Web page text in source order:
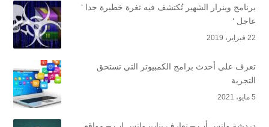
برنامج وينرار الشهير تُكتشف فيه ثغرة خطيرة جدا ‘
عاجل ‘
22 فبراير، 2019
تعرف على أحدث برامج الكمبيوتر التي تستحق
التجربة
5 مايو، 2021